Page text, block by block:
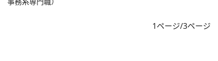
1ページ/3ページ